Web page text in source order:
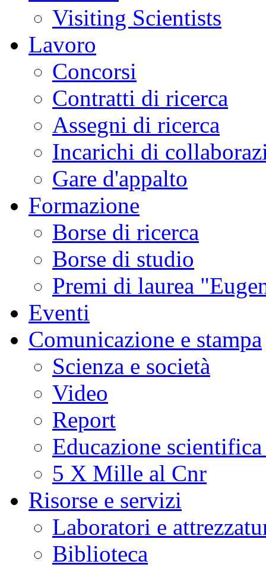
Visiting Scientists
Lavoro
Concorsi
Contratti di ricerca
Assegni di ricerca
Incarichi di
Gare d'appalto
Formazione
Borse di ricerca
Borse di studio
Premi di laurea
Eventi
Comunicazione e stampa
Scienza e società
Video
Report
Educazione
5 X Mille al Cnr
Risorse e servizi
Laboratori e
Biblioteca